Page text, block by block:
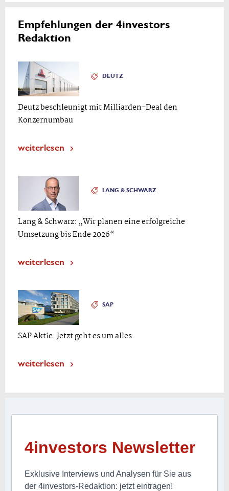
Empfehlungen der 4investors
Redaktion
DEUTZ
Deutz beschleunigt mit Milliarden-Deal den
Konzernumbau
weiterlesen
LANG & SCHWARZ
Lang & Schwarz: „Wir planen eine erfolgreiche
Umsetzung bis Ende 2026“
weiterlesen
SAP
SAP Aktie: Jetzt geht es um alles
weiterlesen
4investors Newsletter
Exklusive Interviews und Analysen für Sie aus
der 4investors-Redaktion: jetzt eintragen!